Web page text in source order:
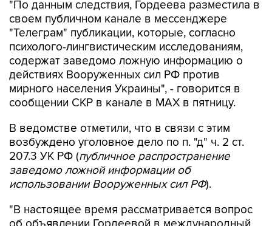
"Телеграм" публикации, которые, согласно
психолого-лингвистическим исследованиям,
содержат заведомо ложную информацию о
действиях Вооруженных сил РФ против
мирного населения Украины", - говорится в
сообщении СКР в канале в MAX в пятницу.
В ведомстве отметили, что в связи с этим
207.3 УК РФ ( публичное распространение
заведомо ложной информации об
использовании Вооруженных сил РФ).
"В настоящее время рассматривается вопрос
розыск", - заявили в СКР.